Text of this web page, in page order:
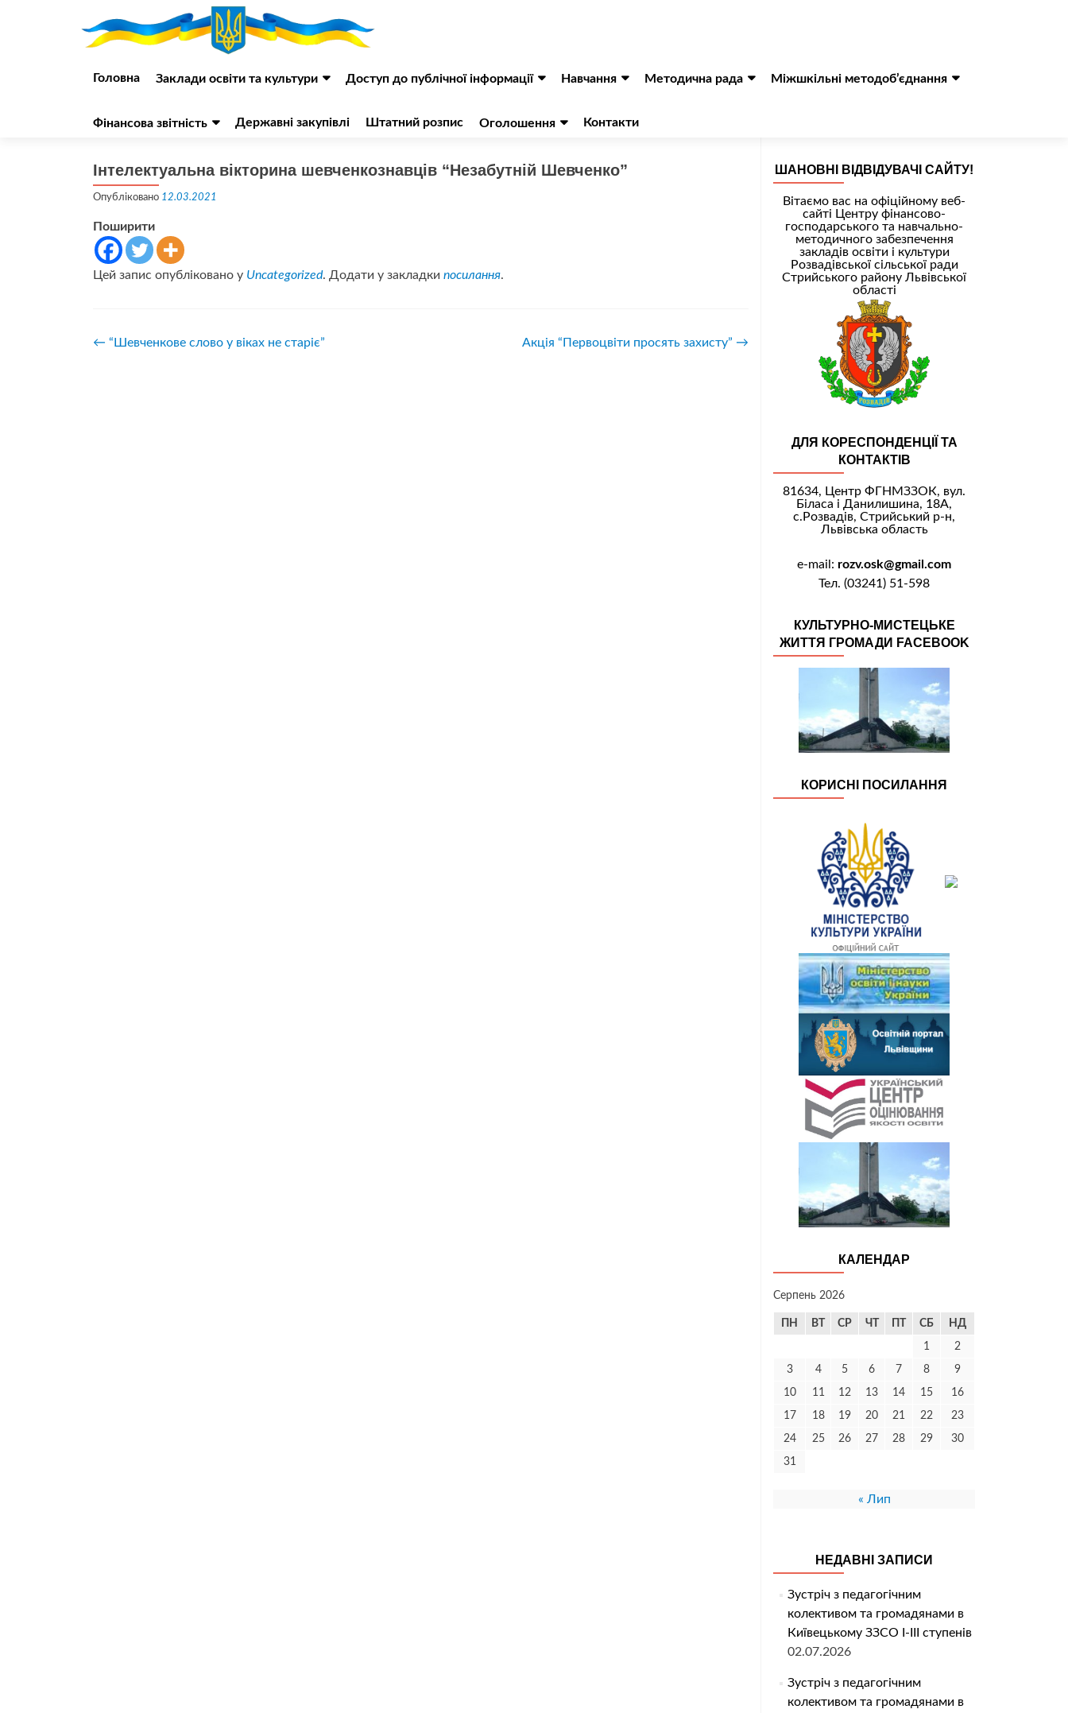
до
Головна Заклади освіти та культури Доступ до публічної інформації Навчання Методична рада Міжшкільні методоб’єднання
Фінансова звітність Державні закупівлі Штатний розпис Оголошення Контакти
Інтелектуальна вікторина шевченкознавців “Незабутній Шевченко”
Опубліковано 12.03.2021
Поширити
Цей запис опубліковано у Uncategorized. Додати у закладки посилання.
Навігація
← “Шевченкове слово у віках не старіє” Акція “Первоцвіти просять захисту” →
ШАНОВНІ ВІДВІДУВАЧІ САЙТУ!
Вітаємо вас на офіційному веб-
сайті Центру фінансово-
господарського та навчально-
методичного забезпечення
закладів освіти і культури
Розвадівської сільської ради
Стрийського району Львівської
області
ДЛЯ КОРЕСПОНДЕНЦІЇ ТА
КОНТАКТІВ
81634, Центр ФГНМЗЗОК, вул.
Біласа і Данилишина, 18А,
с.Розвадів, Стрийський р-н,
Львівська область
e-mail: rozv.osk@gmail.com
Тел. (03241) 51-598
КУЛЬТУРНО-МИСТЕЦЬКЕ
ЖИТТЯ ГРОМАДИ FACEBOOK
КОРИСНІ ПОСИЛАННЯ
КАЛЕНДАР
Серпень 2026
ПН ВТ СР ЧТ ПТ СБ НД
1 2
3 4 5 6 7 8 9
10 11 12 13 14 15 16
17 18 19 20 21 22 23
24 25 26 27 28 29 30
31
« Лип
НЕДАВНІ ЗАПИСИ
Зустріч з педагогічним
колективом та громадянами в
Київецькому ЗЗСО І-ІІІ ступенів
02.07.2026
Зустріч з педагогічним
колективом та громадянами в